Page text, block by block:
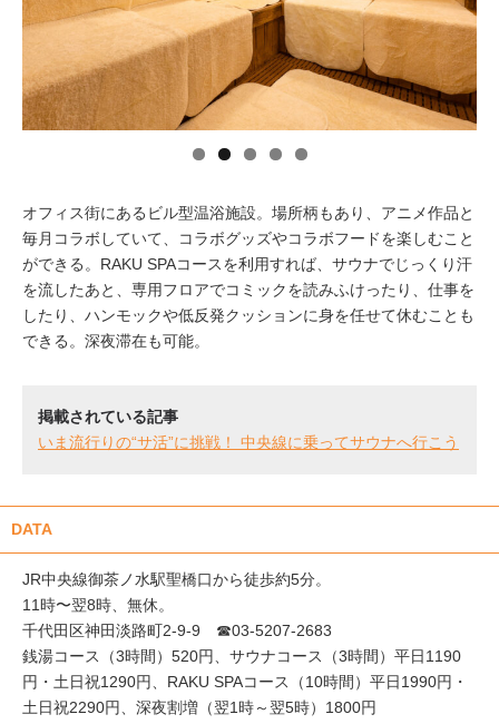
イベント情報
おしらせ
オフィス街にあるビル型温浴施設。場所柄もあり、アニメ作品と
毎月コラボしていて、コラボグッズやコラボフードを楽しむこと
ができる。RAKU SPAコースを利用すれば、サウナでじっくり汗
を流したあと、専用フロアでコミックを読みふけったり、仕事を
したり、ハンモックや低反発クッションに身を任せて休むことも
できる。深夜滞在も可能。
掲載されている記事
いま流行りの“サ活”に挑戦！ 中央線に乗ってサウナへ行こう
DATA
JR中央線御茶ノ水駅聖橋口から徒歩約5分。
11時〜翌8時、無休。
千代田区神田淡路町2-9-9 ☎03-5207-2683
銭湯コース（3時間）520円、サウナコース（3時間）平日1190
円・土日祝1290円、RAKU SPAコース（10時間）平日1990円・
土日祝2290円、深夜割増（翌1時～翌5時）1800円